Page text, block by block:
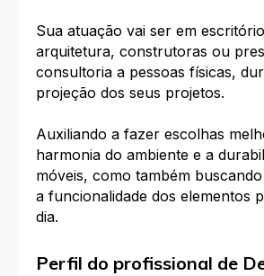
Sua atuação vai ser em
arquitetura, construtoras ou
consultoria a pessoas físicas,
projeção dos seus projetos.
Auxiliando a fazer escolhas
harmonia do ambiente e a
móveis, como também
a funcionalidade dos elementos
dia.
Perfil do profissional de